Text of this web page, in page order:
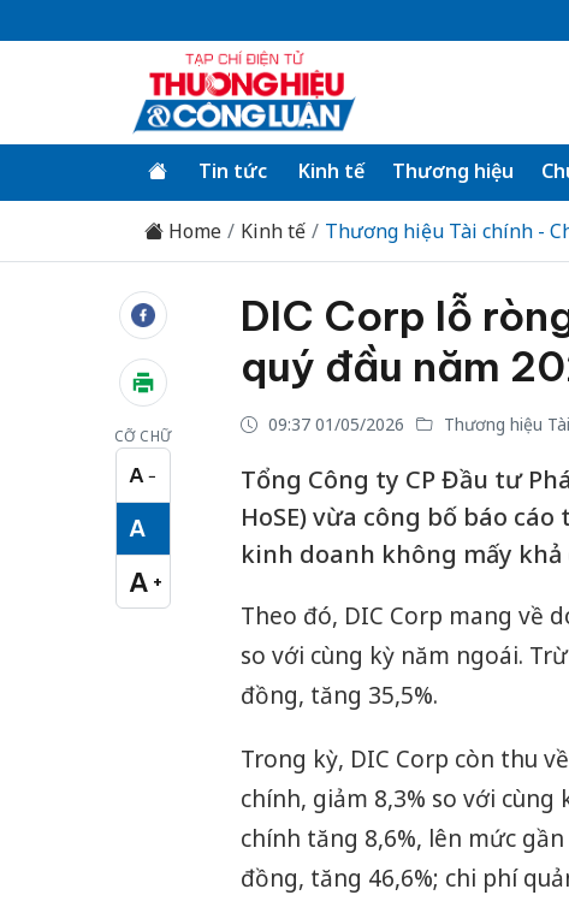
Tin tức Kinh tế Thương hiệu
Home Kinh tế Thương hiệu Tài chính -
CỠ CHỮ
A −
Cỡ chữ nhỏ
A
Cỡ chữ vừa
A +
Cỡ chữ lớn
DIC Corp lỗ
quý đầu năm
09:37 01/05/2026 Thương hiệu
Tổng Công ty CP Đầu tư
HoSE) vừa công bố báo
kinh doanh không mấy khả
Theo đó, DIC Corp mang về
so với cùng kỳ năm ngoái.
đồng, tăng 35,5%.
Trong kỳ, DIC Corp còn thu
chính, giảm 8,3% so với
chính tăng 8,6%, lên mức
đồng, tăng 46,6%; chi phí